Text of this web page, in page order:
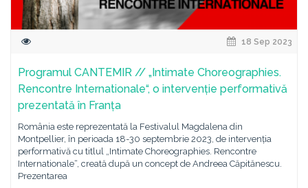
18 Sep 2023
Programul CANTEMIR // „Intimate Choreographies.
Rencontre Internationale“, o intervenție performativă
prezentată în Franța
România este reprezentată la Festivalul Magdalena din
Montpellier, în perioada 18-30 septembrie 2023, de intervenția
performativă cu titlul „Intimate Choreographies. Rencontre
Internationale“, creată după un concept de Andreea Căpitănescu.
Prezentarea